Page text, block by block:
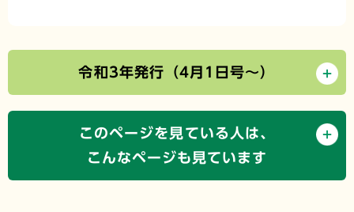
令和3年発行（4月1日号～）
このページを見ている人は、
こんなページも見ています